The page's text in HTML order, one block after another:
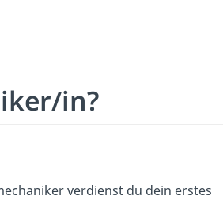
in?
verdienst du dein erstes